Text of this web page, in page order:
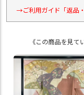
→ご利用ガイド「返品・
《この商品を見て